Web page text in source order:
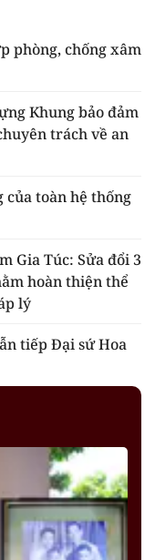
phòng, chống xâm
Khung bảo đảm
trách về an
của toàn hệ thống
Gia Túc: Sửa đổi 3
hoàn thiện thể
lý
tiếp Đại sứ Hoa